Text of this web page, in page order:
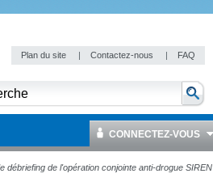
Plan du site | Contactez-nous | FAQ
CONNECTEZ-VOUS
débriefing de l'opération conjointe anti-drogue SIREN